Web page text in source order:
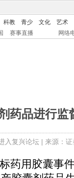
科教 青少 文化
艺术
赛事直播 网络
药品进行监
入复兴论坛| 来源：
用胶囊事